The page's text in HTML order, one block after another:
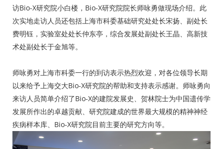
访Bio-X研究院小白楼，Bio-X研究院院长师咏勇做现场介绍。此
次实地走访人员还包括上海市科委基础研究处处长宋扬、副处长
费明钰，实验室处处长仲东亭，综合发展处副处长王晶、高新技
术处副处长于金旭等。
师咏勇对上海市科委一行的到访表示热烈欢迎，对各位领导长期
以来给予上海交大Bio-X研究院的帮助和支持表示感谢。师咏勇向
来访人员简单介绍了Bio-X的建院发展史、贺林院士为中国遗传学
发展所作出的卓越贡献、研究院建成的世界最大规模的精神神经
疾病样本库、Bio-X研究院目前主要的研究方向等。